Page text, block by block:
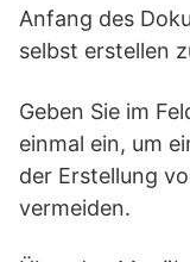
Anfang des
selbst erstellen
Geben Sie im
einmal ein, um
der Erstellung
vermeiden.